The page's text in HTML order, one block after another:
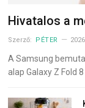
Hivatalos a
Szerző: PÉTER
A Samsung
alap Galaxy Z Fold